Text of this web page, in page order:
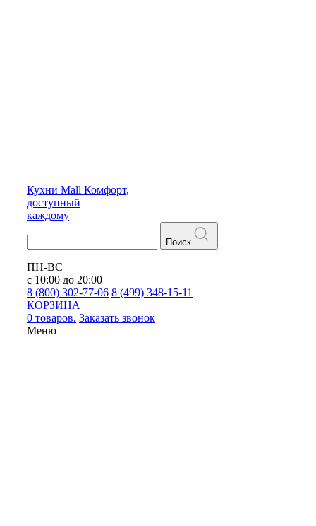
Кухни Mall Комфорт,
доступный
каждому
Поиск
ПН-ВС
с 10:00 до 20:00
8 (800) 302-77-06 8 (499) 348-15-11
КОРЗИНА
0 товаров. Заказать звонок
Меню